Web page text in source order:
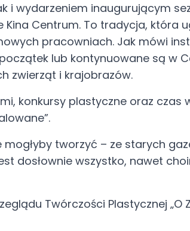
wydarzeniem inaugurującym
Centrum. To tradycja, która
pracowniach. Jak mówi
lub kontynuowane są w
zwierząt i krajobrazów.
konkursy plastyczne oraz czas
tworzyć – ze starych
dosłownie wszystko, nawet
Twórczości Plastycznej „O